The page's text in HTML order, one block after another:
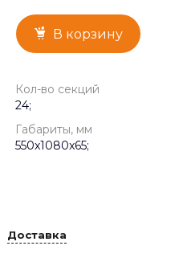
В корзину
Кол-во секций
24;
Габариты, мм
550x1080x65;
Доставка